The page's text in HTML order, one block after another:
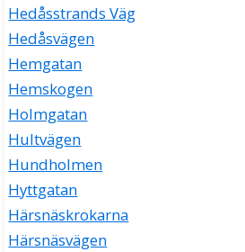
Hedåsstrands Väg
Hedåsvägen
Hemgatan
Hemskogen
Holmgatan
Hultvägen
Hundholmen
Hyttgatan
Härsnäskrokarna
Härsnäsvägen